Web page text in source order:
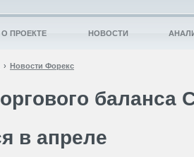
Новости Форекс
баланса
в апреле
О ПРОЕКТЕ НОВОСТИ